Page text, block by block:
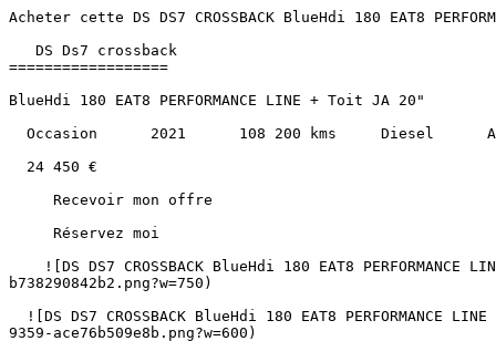
Acheter cette DS DS7 CROSSBACK BlueHdi 180 EAT8 PERFORMANCE LINE + Toit JA 20" Diesel au prix de 24450€ à Albi, Montauban, Castres, Cahors, Carcassonne et Toulouse.               

   DS Ds7 crossback 
==================

BlueHdi 180 EAT8 PERFORMANCE LINE + Toit JA 20"

  Occasion      2021      108 200 kms     Diesel      Automatique 

  24 450 €   

     Recevoir mon offre 

     Réservez moi 

    ![DS DS7 CROSSBACK BlueHdi 180 EAT8 PERFORMANCE LINE + Toit JA 20"](https://www.sndiffusion.fr/photos/evialog_photos/logvo/15/1779/87/9923e0d9-9b60-45cc-8c20-b738290842b2.png?w=750)  

  ![DS DS7 CROSSBACK BlueHdi 180 EAT8 PERFORMANCE LINE + Toit JA 20" - Photo 2](https://www.sndiffusion.fr/photos/evialog_photos/logvo/15/1779/87/b51faf04-a95e-4646-9359-ace76b509e8b.png?w=600)  

 ![DS DS7 CROSSBACK BlueHdi 180 EAT8 PERFORMANCE LINE + Toit JA 20" - Photo 3](https://www.sndiffusion.fr/photos/evialog_photos/logvo/15/1779/87/4af7dbb1-5d7e-41da-8f2d-ee274afae065.png?w=600)  

 ![DS DS7 CROSSBACK BlueHdi 180 EAT8 PERFORMANCE LINE + Toit JA 20" - Photo 4](https://www.sndiffusion.fr/photos/evialog_photos/logvo/15/1779/87/0544c91b-3063-4531-9880-cb68c5063eb0.png?w=600)  

 ![DS DS7 CROSSBACK BlueHdi 180 EAT8 PERFORMANCE LINE + Toit JA 20" - Photo 5](https://www.sndiffusion.fr/photos/evialog_photos/logvo/15/1779/87/7fbe0df0-2a8a-4b5c-9c3b-2d520d56975e.png?w=600)  +19 photos 

        /  

      ![]() 

 ![]() 

 ![]() 

   ![Photo 1]() 

       ![]()   

   Occasion      2021      108 200 kms     Diesel      Automatique 

  Caractéristiques
----------------

     Partager   

Année

2021

Kilométrage

108 200 km

Énergie

Diesel

Boîte de vitesses

Automatique

Puissance

180 ch / 9 cv fiscaux

Portes

5

Places

5

Cylindrée

1997 cm³

Couleur extérieure

Blanc banquise

Couleur intérieure

Noir

Sellerie

Alcantara

1ère immatriculation

28/01/2021

Référence

58126

  Points forts
------------

     Hayon motorisé     Climatisation Automatique     Apple Carplay / Android Auto     Toit ouvrant     Toit panoramique     Caméra de recul    + 24 autres  

     Consommation et émissions
-------------------------

Mixte

4,9 L/100km

Urbain

5,6 L/100km

Extra-urbain

4,4 L/100km

      E   

CO₂

167 g/km

   ![Crit'Air 2](https://www.sndiffusion.fr/images/critair/vignette-critair-2.png)Crit'Air

2

    Équipements
-----------

  ### Équipements de série (30)

    1°Main 

   4 Vitres électriques 

   Accès et Démarrage Mains Libres 

   Aide au démarrage en pente 

   Aide au stationnement AV + AR avec Caméra de recul 

   Airbags latéraux aux places avant et arrière 

   Alerte de Franchissement Involontaire de Ligne 

   Barre de toit aluminium 

   Climatisation automatique bizone étendue 

   Combiné numérique 12'' 

   DS CONNECT NAV 

   DS SENSORIAL DRIVE 

   Feux AR 3D avec indicateurs de direction à LED 

   Feux diurnes à LED 

   Garnissage Alcantara PERFORMANCE Line 

   Hayon Motorisé 

   Jantes alliage 20" PARIS 

   Mirror Screen Apple Car Play et Android Auto 

   Montre B.R.M R180 

   Pack visibilité 

   Personnalisation extérieure PERFORMANCE Line 

   Planche de bord Alcantara 

   Pommeau de levier de